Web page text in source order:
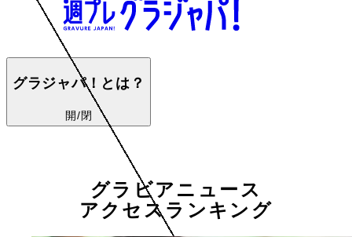
グラジャパ！とは？
開/閉
グラビアニュース
アクセスランキング